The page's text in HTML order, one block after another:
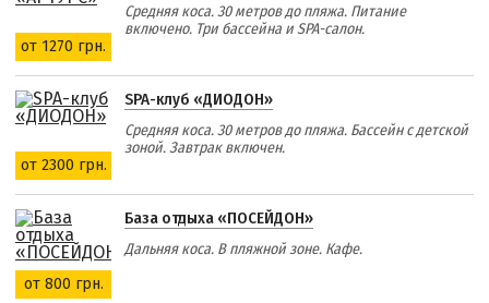
от 1270 грн.
Средняя коса. 30 метров до пляжа. Питание
включено. Три бассейна и SPA-салон.
от 2300 грн.
SPA-клуб «ДИОДОН»
Средняя коса. 30 метров до пляжа. Бассейн с детской
зоной. Завтрак включен.
от 800 грн.
База отдыха «ПОСЕЙДОН»
Дальняя коса. В пляжной зоне. Кафе.